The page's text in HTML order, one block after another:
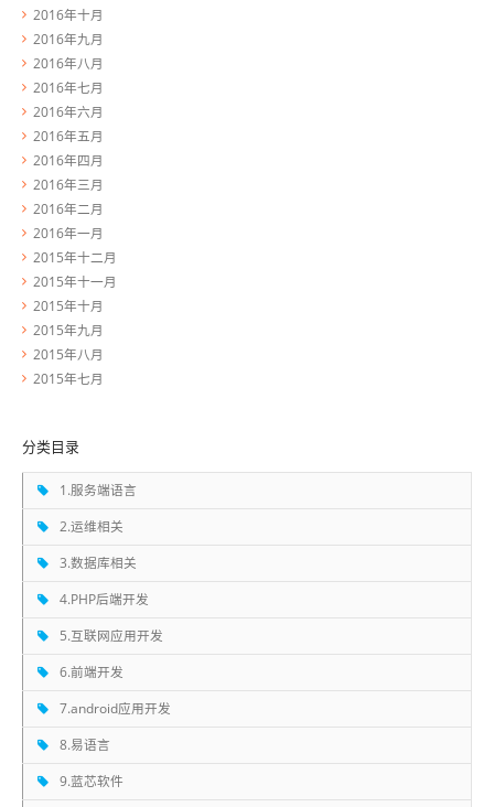
2016年十月
2016年九月
2016年八月
2016年七月
2016年六月
2016年五月
2016年四月
2016年三月
2016年二月
2016年一月
2015年十二月
2015年十一月
2015年十月
2015年九月
2015年八月
2015年七月
分类目录
1.服务端语言
2.运维相关
3.数据库相关
4.PHP后端开发
5.互联网应用开发
6.前端开发
7.android应用开发
8.易语言
9.蓝芯软件